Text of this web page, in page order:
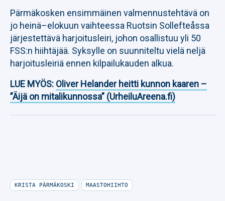
Pärmäkosken ensimmäinen valmennustehtävä on
jo heinä–elokuun vaihteessa Ruotsin Sollefteåssa
järjestettävä harjoitusleiri, johon osallistuu yli 50
FSS:n hiihtäjää. Syksylle on suunniteltu vielä neljä
harjoitusleiriä ennen kilpailukauden alkua.
LUE MYÖS: Oliver Helander heitti kunnon kaaren –
”Äijä on mitalikunnossa” (UrheiluAreena.fi)
KRISTA PÄRMÄKOSKI MAASTOHIIHTO